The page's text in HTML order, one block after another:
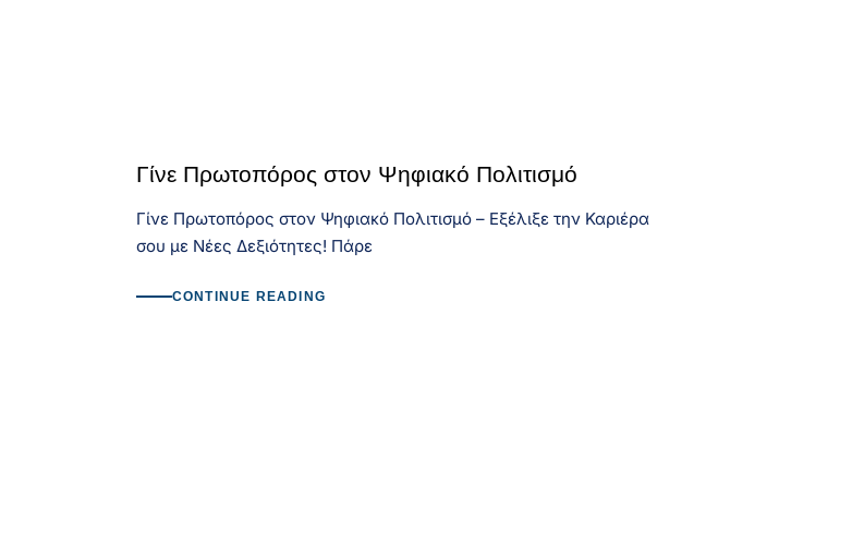
Γίνε Πρωτοπόρος στον Ψηφιακό Πολιτισμό
Γίνε Πρωτοπόρος στον Ψηφιακό Πολιτισμό – Εξέλιξε την Καριέρα
σου με Νέες Δεξιότητες! Πάρε
CONTINUE READING